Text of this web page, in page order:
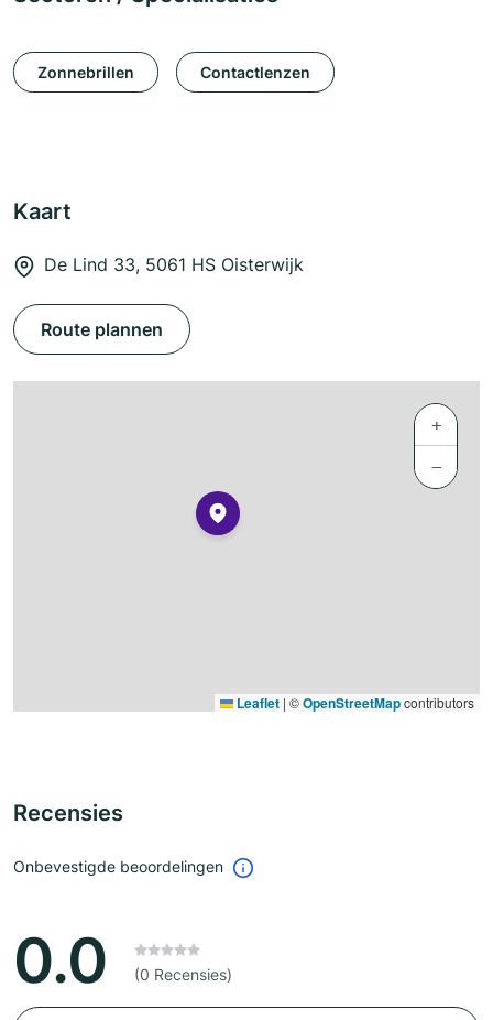
Zonnebrillen Contactlenzen
Kaart
De Lind 33, 5061 HS Oisterwijk
Route plannen
+
−
Leaflet | ©OpenStreetMapcontributors
Recensies
Onbevestigde beoordelingen
0.0 (0 Recensies)